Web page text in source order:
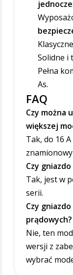
Solidne i
Pełna
As.
FAQ
Czy można
większej
Tak, do 16
Czy
Tak, jest w
serii.
Czy
prądowych?
Nie, ten
wersji z
wybrać